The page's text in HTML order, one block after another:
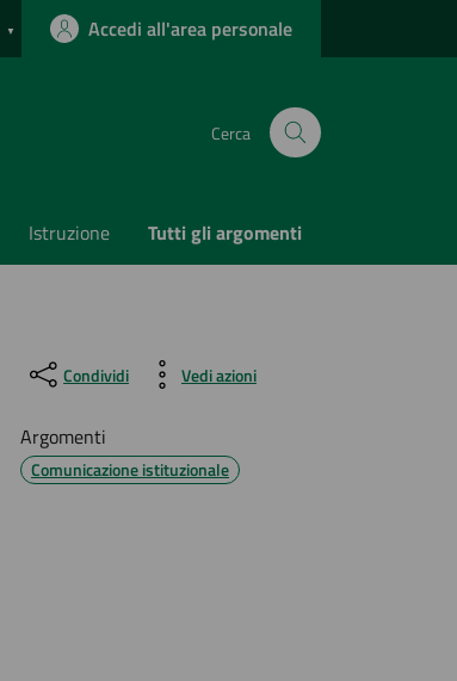
▼ Accedi all'area personale
Cerca
Istruzione Tutti gli argomenti
Condividi Vedi azioni
Argomenti
Comunicazione istituzionale